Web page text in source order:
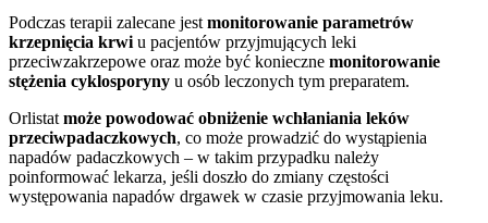
Podczas terapii zalecane jest monitorowanie parametrów
krzepnięcia krwi u pacjentów przyjmujących leki
przeciwzakrzepowe oraz może być konieczne monitorowanie
stężenia cyklosporyny u osób leczonych tym preparatem.
Orlistat może powodować obniżenie wchłaniania leków
przeciwpadaczkowych, co może prowadzić do wystąpienia
napadów padaczkowych – w takim przypadku należy
poinformować lekarza, jeśli doszło do zmiany częstości
występowania napadów drgawek w czasie przyjmowania leku.